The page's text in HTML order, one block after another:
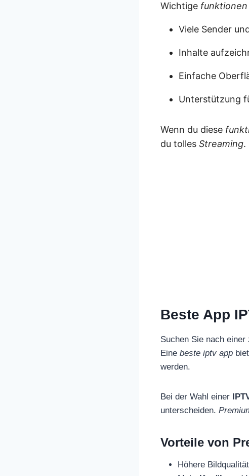
Wichtige funktionen
Viele Sender
Inhalte
Einfache
Unterstützung
Wenn du diese
du tolles Streaming.
Beste App
Suchen Sie nach
Eine beste iptv app
werden.
Bei der Wahl einer
unterscheiden.
Vorteile von
Höhere Bildqualität